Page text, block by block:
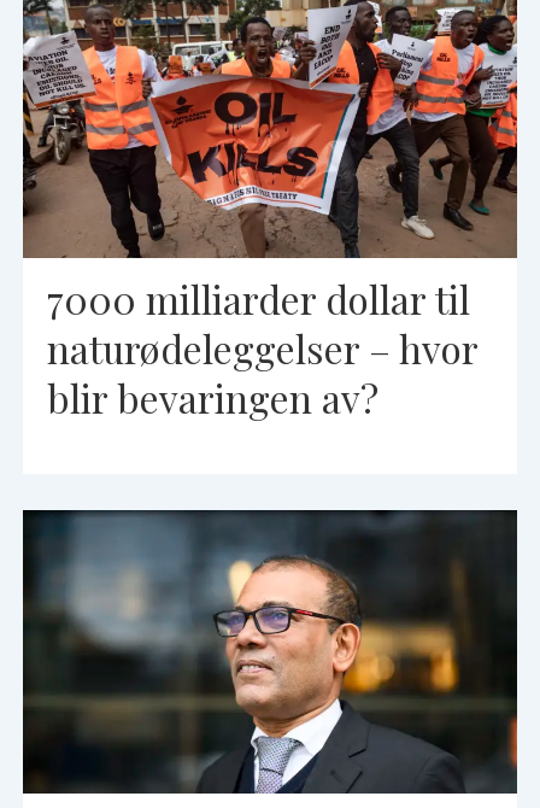
7000 milliarder dollar til
naturødeleggelser – hvor
blir bevaringen av?